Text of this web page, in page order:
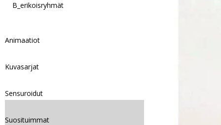
B_erikoisryhmät
Animaatiot
Kuvasarjat
Sensuroidut
Suosituimmat